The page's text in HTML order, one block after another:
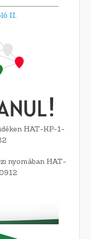
II.
HAT-KP-1-
nyomában HAT-